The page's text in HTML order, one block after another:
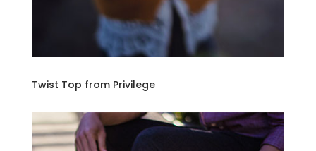
Twist Top from Privilege